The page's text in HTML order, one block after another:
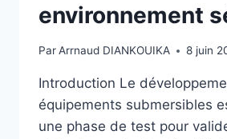
environnement
ParArrnaud DIANKOUIKA 8 juin
Introduction Le
équipements submersibles
une phase de test pour